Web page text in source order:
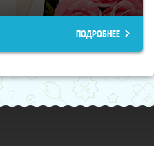
ПОДРОБНЕЕ